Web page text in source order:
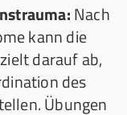
Nach
kann die
darauf ab,
des
Übungen